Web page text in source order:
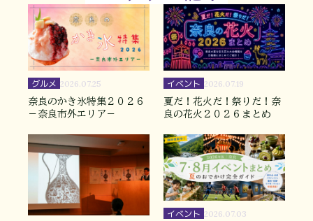
グルメ 2026.07.25
奈良のかき氷特集２０２６
－奈良市外エリア－
イベント 2026.07.19
夏だ！花火だ！祭りだ！奈
良の花火２０２６まとめ
イベント 2026.07.03